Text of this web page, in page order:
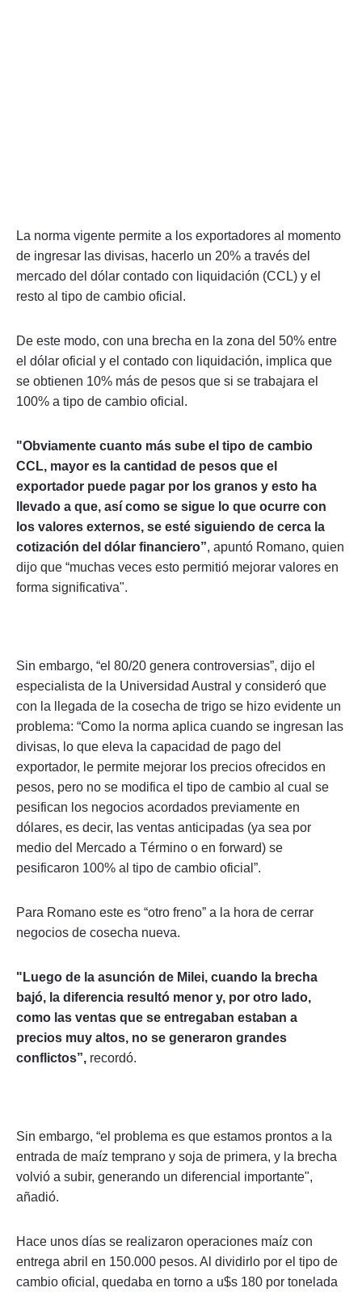
La norma vigente permite a los exportadores al momento
de ingresar las divisas, hacerlo un 20% a través del
mercado del dólar contado con liquidación (CCL) y el
resto al tipo de cambio oficial.
De este modo, con una brecha en la zona del 50% entre
el dólar oficial y el contado con liquidación, implica que
se obtienen 10% más de pesos que si se trabajara el
100% a tipo de cambio oficial.
"Obviamente cuanto más sube el tipo de cambio
CCL, mayor es la cantidad de pesos que el
exportador puede pagar por los granos y esto ha
llevado a que, así como se sigue lo que ocurre con
los valores externos, se esté siguiendo de cerca la
cotización del dólar financiero”, apuntó Romano, quien
dijo que “muchas veces esto permitió mejorar valores en
forma significativa".
Sin embargo, “el 80/20 genera controversias”, dijo el
especialista de la Universidad Austral y consideró que
con la llegada de la cosecha de trigo se hizo evidente un
problema: “Como la norma aplica cuando se ingresan las
divisas, lo que eleva la capacidad de pago del
exportador, le permite mejorar los precios ofrecidos en
pesos, pero no se modifica el tipo de cambio al cual se
pesifican los negocios acordados previamente en
dólares, es decir, las ventas anticipadas (ya sea por
medio del Mercado a Término o en forward) se
pesificaron 100% al tipo de cambio oficial”.
Para Romano este es “otro freno” a la hora de cerrar
negocios de cosecha nueva.
"Luego de la asunción de Milei, cuando la brecha
bajó, la diferencia resultó menor y, por otro lado,
como las ventas que se entregaban estaban a
precios muy altos, no se generaron grandes
conflictos”, recordó.
Sin embargo, “el problema es que estamos prontos a la
entrada de maíz temprano y soja de primera, y la brecha
volvió a subir, generando un diferencial importante",
añadió.
Hace unos días se realizaron operaciones maíz con
entrega abril en 150.000 pesos. Al dividirlo por el tipo de
cambio oficial, quedaba en torno a u$s 180 por tonelada